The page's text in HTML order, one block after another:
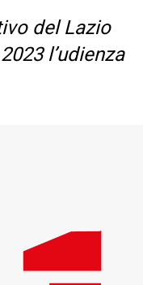
del Lazio
l’udienza